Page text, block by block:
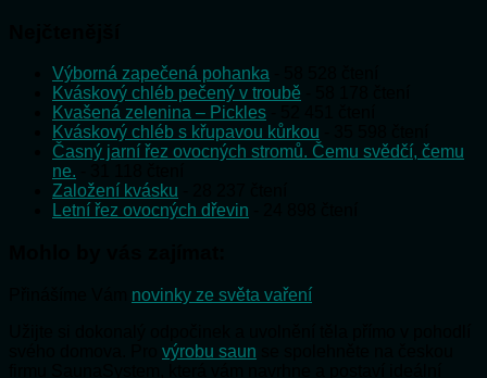
Výborná zapečená pohanka
Kváskový chléb pečený v troubě
Kvašená zelenina – Pickles
Kváskový chléb s křupavou kůrkou
Časný jarní řez ovocných stromů. Čemu svědčí, čemu
ne.
Založení kvásku
Letní řez ovocných dřevin
novinky ze světa vaření
výrobu saun